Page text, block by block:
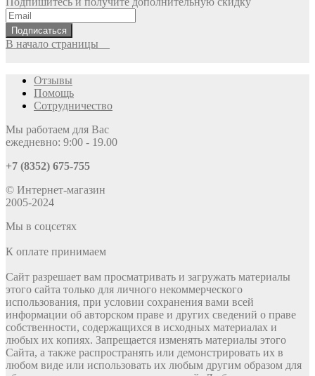
Подписаться
В начало страницы
Отзывы
Помощь
Сотрудничество
Мы работаем для Вас
ежедневно: 9:00 - 19.00
+7 (8352) 675-755
© Интернет-магазин
2005-2024
Мы в соцсетях
К оплате принимаем
Сайт разрешает вам просматривать и загружать материалы
этого сайта только для личного некоммерческого
использования, при условии сохранения вами всей
информации об авторском праве и других сведений о праве
собственности, содержащихся в исходных материалах и
любых их копиях. Запрещается изменять материалы этого
Сайта, а также распространять или демонстрировать их в
любом виде или использовать их любым другим образом для